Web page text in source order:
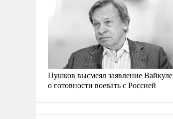
Пушков высмеял заявление Вайкуле
о готовности воевать с Россией